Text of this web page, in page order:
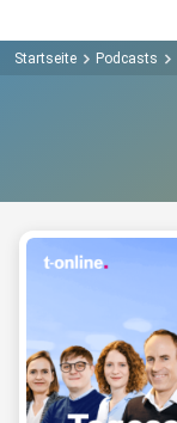
Startseite Podcasts